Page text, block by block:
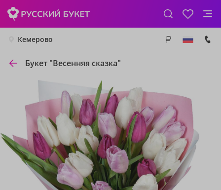
Кемерово
Букет "Весенняя сказка"